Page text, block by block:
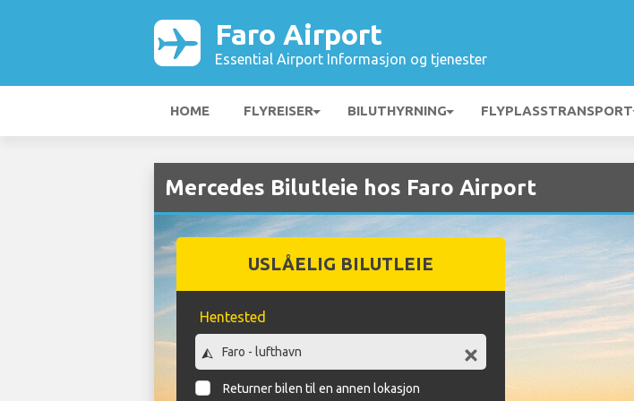
Faro Airport
Essential Airport Informasjon og tjenester
HOME FLYREISER BILUTHYRNING FLYPLASSTRANSPORT
Mercedes Bilutleie hos Faro Airport
USLÅELIG BILUTLEIE
Hentested
Returner bilen til en annen lokasjon